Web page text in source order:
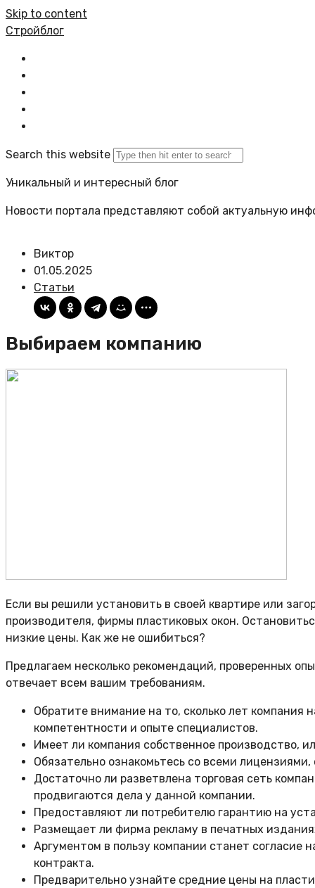
Skip to content
Стройблог
Search this website
Уникальный и интересный блог
Новости портала представляют собой актуальную
Виктор
01.05.2025
Статьи
Выбираем компанию
Если вы решили установить в своей квартире или
производителя, фирмы пластиковых окон.
низкие цены. Как же не ошибиться?
Предлагаем несколько рекомендаций, проверенных
отвечает всем вашим требованиям.
Обратите внимание на то, сколько лет
компетентности и опыте специалистов.
Имеет ли компания собственное производство,
Обязательно ознакомьтесь со всеми
Достаточно ли разветвлена торговая сеть
продвигаются дела у данной компании.
Предоставляют ли потребителю гарантию на
Размещает ли фирма рекламу в печатных
Аргументом в пользу компании станет согласие
контракта.
Предварительно узнайте средние цены на